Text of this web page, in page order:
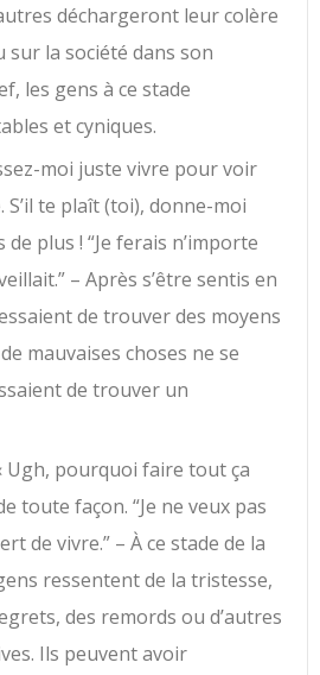
déchargeront leur colère
sur la société dans son
les gens à ce stade
et cyniques.
moi juste vivre pour voir
S’il te plaît (toi), donne-moi
plus ! “Je ferais n’importe
– Après s’être sentis en
de trouver des moyens
mauvaises choses ne se
de trouver un
Ugh, pourquoi faire tout ça
toute façon. “Je ne veux pas
de vivre.” – À ce stade de la
ressentent de la tristesse,
des remords ou d’autres
Ils peuvent avoir